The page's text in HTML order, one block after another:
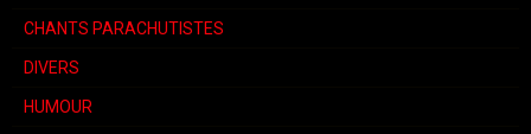
CHANTS PARACHUTISTES
DIVERS
HUMOUR